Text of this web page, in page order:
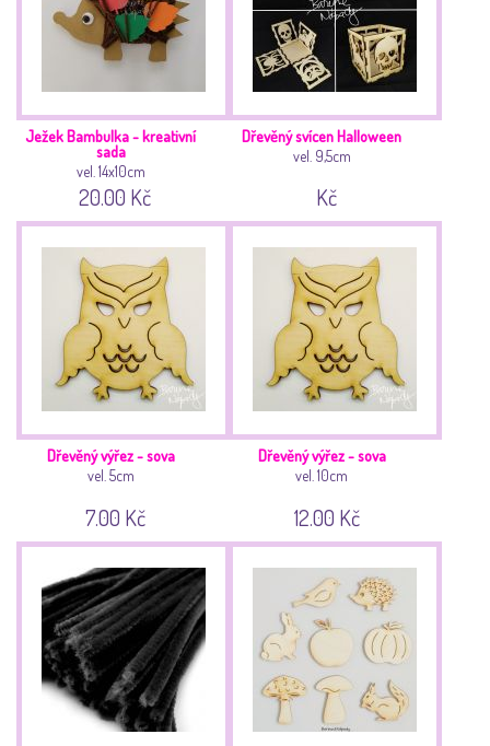
Ježek Bambulka - kreativní
sada
vel. 14x10cm
20.00 Kč
Dřevěný svícen Halloween
vel. 9,5cm
Kč
Dřevěný výřez - sova
vel. 5cm
7.00 Kč
Dřevěný výřez - sova
vel. 10cm
12.00 Kč